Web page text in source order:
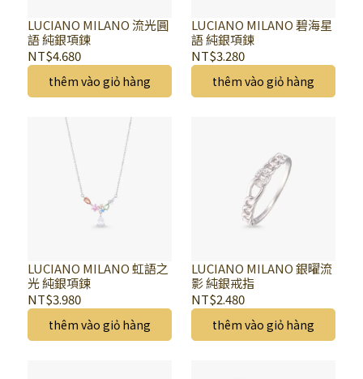
LUCIANO MILANO 流光圓
語 純銀項鍊
NT$4.680
thêm vào giỏ hàng
LUCIANO MILANO 碧海星
語 純銀項鍊
NT$3.280
thêm vào giỏ hàng
LUCIANO MILANO 虹語之
光 純銀項鍊
NT$3.980
thêm vào giỏ hàng
LUCIANO MILANO 銀曜流
影 純銀戒指
NT$2.480
thêm vào giỏ hàng